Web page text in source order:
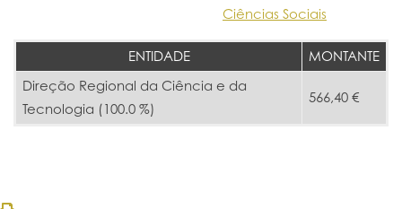
Ciências Sociais
ENTIDADE
MONTANTE
Direção Regional da Ciência e da
Tecnologia (100.0 %)
566,40 €